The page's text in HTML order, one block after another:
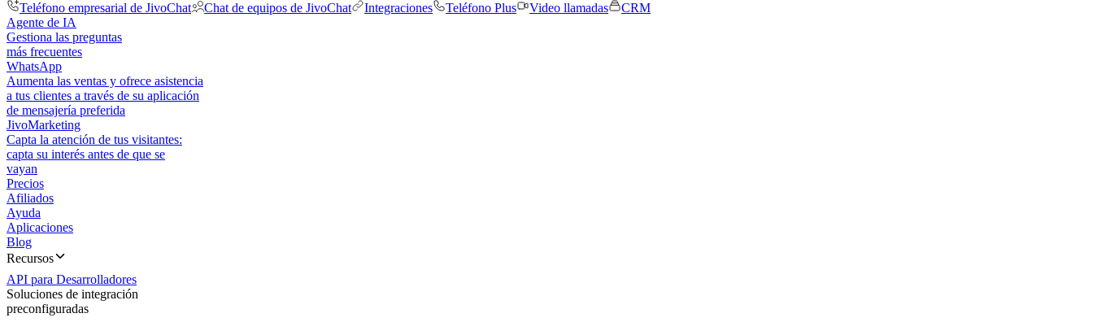
Teléfono empresarial de JivoChat
Chat de equipos de JivoChat Integraciones Teléfono Plus Video llamadas
CRM
Agente de IA
Gestiona las preguntas
más frecuentes
WhatsApp
Aumenta las ventas y ofrece asistencia
a tus clientes a través de su aplicación
de mensajería preferida
JivoMarketing
Capta la atención de tus visitantes:
capta su interés antes de que se
vayan
Precios
Afiliados
Ayuda
Aplicaciones
Blog
Recursos
API para Desarrolladores
Soluciones de integración
preconfiguradas